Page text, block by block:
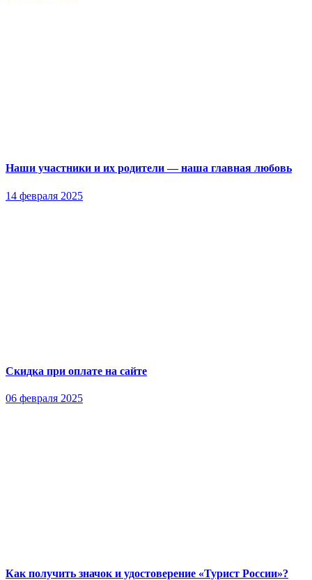
Наши участники и их родители — наша главная любовь
14 февраля 2025
Скидка при оплате на сайте
06 февраля 2025
Как получить значок и удостоверение «Турист России»?